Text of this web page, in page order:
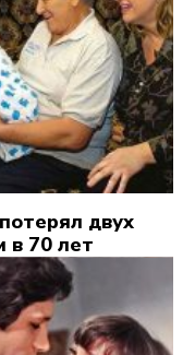
двух
в 70 лет